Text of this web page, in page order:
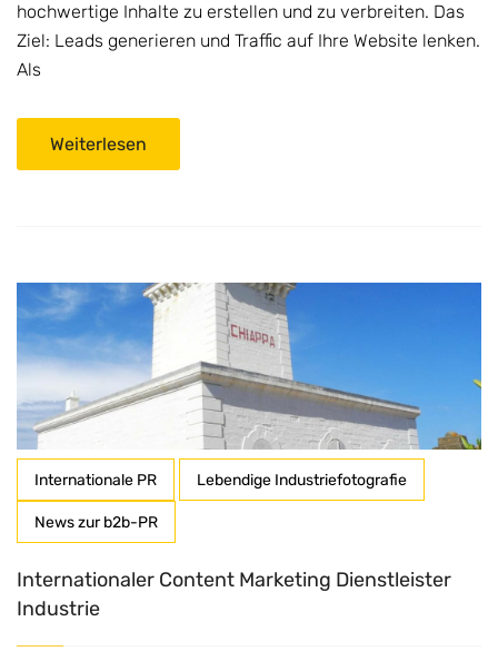
hochwertige Inhalte zu erstellen und zu verbreiten. Das
Ziel: Leads generieren und Traffic auf Ihre Website lenken.
Als
Weiterlesen
Internationale PR Lebendige Industriefotografie
News zur b2b-PR
Internationaler Content Marketing Dienstleister
Industrie